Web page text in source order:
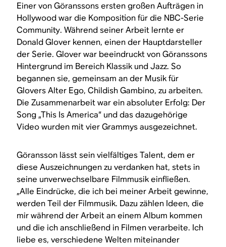
Einer von Göranssons ersten großen Aufträgen in
Hollywood war die Komposition für die NBC-Serie
Community. Während seiner Arbeit lernte er
Donald Glover kennen, einen der Hauptdarsteller
der Serie. Glover war beeindruckt von Göranssons
Hintergrund im Bereich Klassik und Jazz. So
begannen sie, gemeinsam an der Musik für
Glovers Alter Ego, Childish Gambino, zu arbeiten.
Die Zusammenarbeit war ein absoluter Erfolg: Der
Song „This Is America“ und das dazugehörige
Video wurden mit vier Grammys ausgezeichnet.
Göransson lässt sein vielfältiges Talent, dem er
diese Auszeichnungen zu verdanken hat, stets in
seine unverwechselbare Filmmusik einfließen.
„Alle Eindrücke, die ich bei meiner Arbeit gewinne,
werden Teil der Filmmusik. Dazu zählen Ideen, die
mir während der Arbeit an einem Album kommen
und die ich anschließend in Filmen verarbeite. Ich
liebe es, verschiedene Welten miteinander